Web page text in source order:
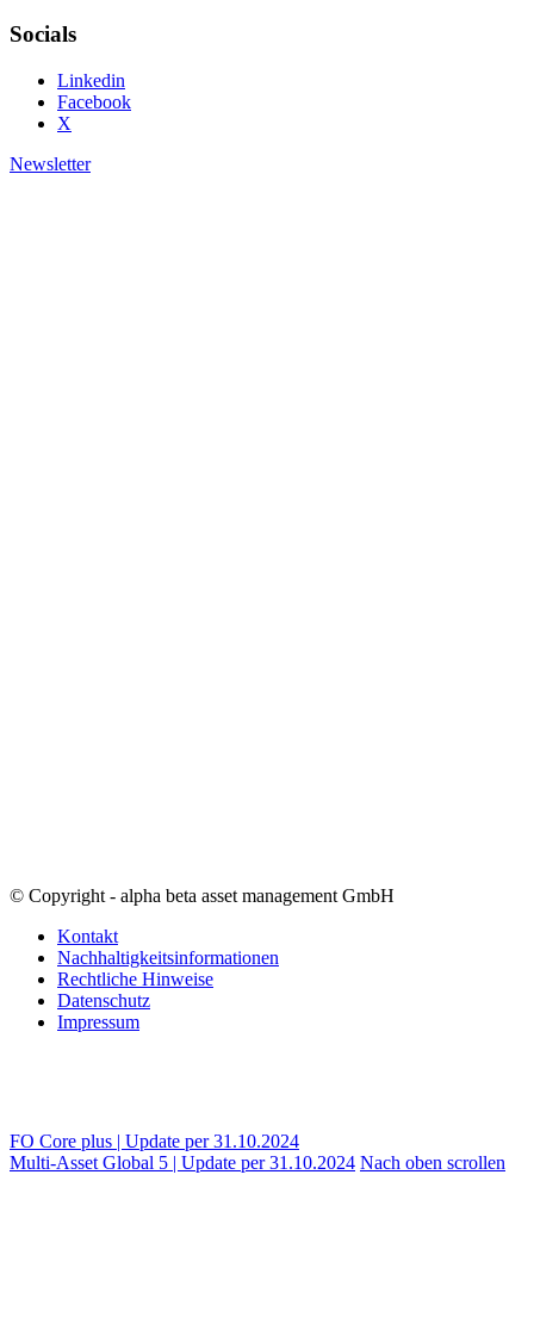
Socials
Linkedin
Facebook
X
Newsletter
© Copyright - alpha beta asset management GmbH
Kontakt
Nachhaltigkeitsinformationen
Rechtliche Hinweise
Datenschutz
Impressum
FO Core plus | Update per 31.10.2024
Multi-Asset Global 5 | Update per 31.10.2024 Nach oben scrollen